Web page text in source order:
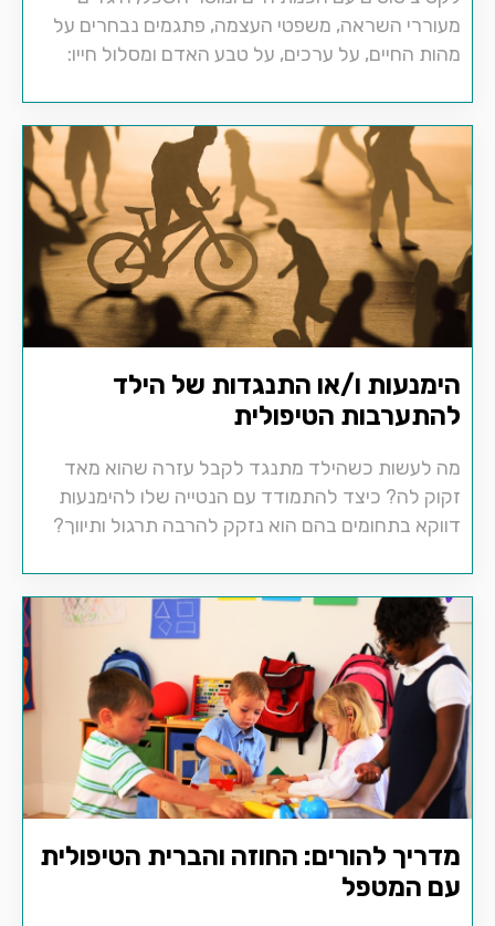
מעוררי השראה, משפטי העצמה, פתגמים נבחרים על
מהות החיים, על ערכים, על טבע האדם ומסלול חייו:
הימנעות ו/או התנגדות של הילד
להתערבות הטיפולית
מה לעשות כשהילד מתנגד לקבל עזרה שהוא מאד
זקוק לה? כיצד להתמודד עם הנטייה שלו להימנעות
דווקא בתחומים בהם הוא נזקק להרבה תרגול ותיווך?
מדריך להורים: החוזה והברית הטיפולית
עם המטפל